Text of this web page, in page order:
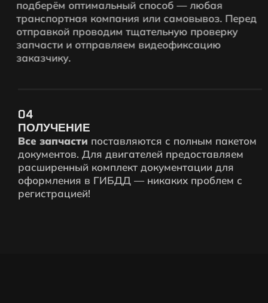
подберём оптимальный способ — любая
транспортная компания или самовывоз. Перед
отправкой проводим тщательную проверку
запчасти и отправляем видеофиксацию
заказчику.
04
ПОЛУЧЕНИЕ
Все запчастипоставляются с полным пакетом
документов. Для двигателей предоставляем
расширенный комплект документации для
оформления в ГИБДД — никаких проблем с
регистрацией!